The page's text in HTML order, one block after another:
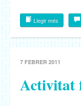
Llegir més
7 FEBRER 2011
Activitat